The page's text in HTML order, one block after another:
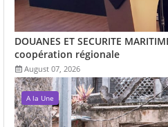
DOUANES ET SECURITE
coopération régionale
August 07, 2026
A la Une